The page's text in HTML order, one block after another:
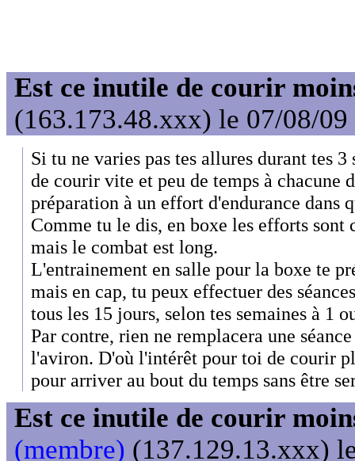
Est ce inutile de courir
(163.173.48.xxx) le 07/08/09
Si tu ne varies pas tes allures durant tes
de courir vite et peu de temps à chacune
préparation à un effort d'endurance dans
Comme tu le dis, en boxe les efforts sont
mais le combat est long.
L'entrainement en salle pour la boxe te
mais en cap, tu peux effectuer des
tous les 15 jours, selon tes semaines à 1
Par contre, rien ne remplacera une
l'aviron. D'où l'intérêt pour toi de courir
pour arriver au bout du temps sans être
Est ce inutile de courir
(membre) (137.129.13.xxx)